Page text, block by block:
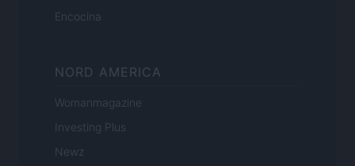
Encocina
NORD AMERICA
Womanmagazine
Investing Plus
Newz